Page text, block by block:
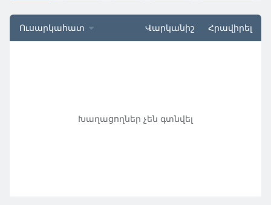
Ուսարկահատ Վարկանիշ Հրավիրել
Խաղացողներ չեն գտնվել